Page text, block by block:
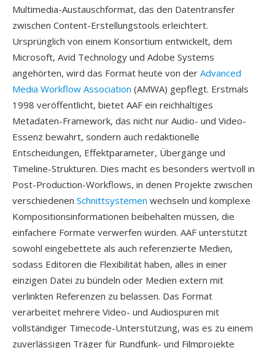
Multimedia-Austauschformat, das den Datentransfer
zwischen Content-Erstellungstools erleichtert.
Ursprünglich von einem Konsortium entwickelt, dem
Microsoft, Avid Technology und Adobe Systems
angehörten, wird das Format heute von der Advanced
Media Workflow Association (AMWA) gepflegt. Erstmals
1998 veröffentlicht, bietet AAF ein reichhaltiges
Metadaten-Framework, das nicht nur Audio- und Video-
Essenz bewahrt, sondern auch redaktionelle
Entscheidungen, Effektparameter, Übergänge und
Timeline-Strukturen. Dies macht es besonders wertvoll in
Post-Production-Workflows, in denen Projekte zwischen
verschiedenen Schnittsystemen wechseln und komplexe
Kompositionsinformationen beibehalten müssen, die
einfachere Formate verwerfen würden. AAF unterstützt
sowohl eingebettete als auch referenzierte Medien,
sodass Editoren die Flexibilität haben, alles in einer
einzigen Datei zu bündeln oder Medien extern mit
verlinkten Referenzen zu belassen. Das Format
verarbeitet mehrere Video- und Audiospuren mit
vollständiger Timecode-Unterstützung, was es zu einem
zuverlässigen Träger für Rundfunk- und Filmprojekte